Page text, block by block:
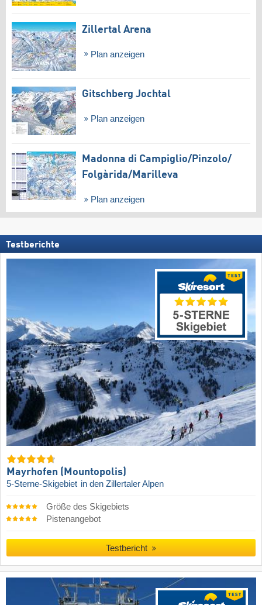
Zillertal Arena
Plan anzeigen
Gitschberg Jochtal
Plan anzeigen
Madonna di Campiglio/​Pinzolo/​
Folgàrida/​Marilleva
Plan anzeigen
Testberichte
Mayrhofen (Mountopolis)
5-Sterne-Skigebiet in den Zillertaler Alpen
Größe des Skigebiets
Pistenangebot
Testbericht